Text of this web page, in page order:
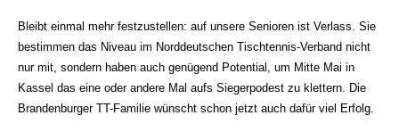
Bleibt einmal mehr festzustellen: auf unsere Senioren ist Verlass. Sie
bestimmen das Niveau im Norddeutschen Tischtennis-Verband nicht
nur mit, sondern haben auch genügend Potential, um Mitte Mai in
Kassel das eine oder andere Mal aufs Siegerpodest zu klettern. Die
Brandenburger TT-Familie wünscht schon jetzt auch dafür viel Erfolg.